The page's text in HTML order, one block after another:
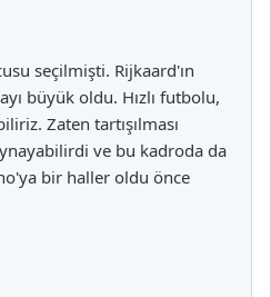
seçilmişti. Rijkaard'ın
büyük oldu. Hızlı futbolu,
Zaten tartışılması
ve bu kadroda da
bir haller oldu önce